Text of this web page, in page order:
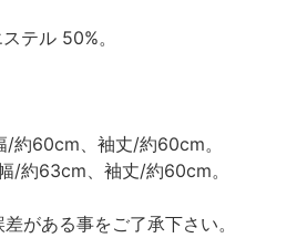
テル 50%。
約60cm、袖丈/約60cm。
/約63cm、袖丈/約60cm。
がある事をご了承下さい。